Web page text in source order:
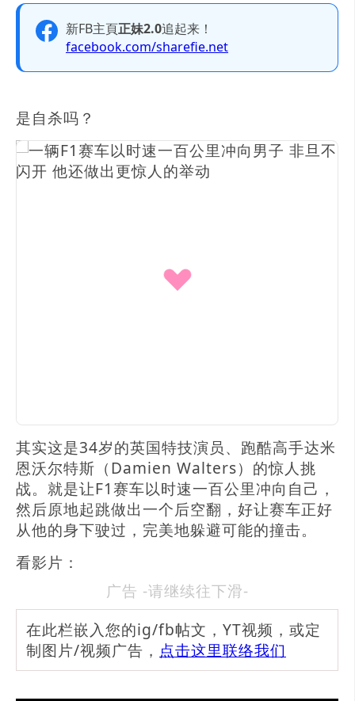
新FB主頁正妹2.0追起来！
facebook.com/sharefie.net
是自杀吗？
其实这是34岁的英国特技演员、跑酷高手达米
恩沃尔特斯（Damien Walters）的惊人挑
战。就是让F1赛车以时速一百公里冲向自己，
然后原地起跳做出一个后空翻，好让赛车正好
从他的身下驶过，完美地躲避可能的撞击。
看影片：
广告 -请继续往下滑-
在此栏嵌入您的ig/fb帖文，YT视频，或定
制图片/视频广告， 点击这里联络我们